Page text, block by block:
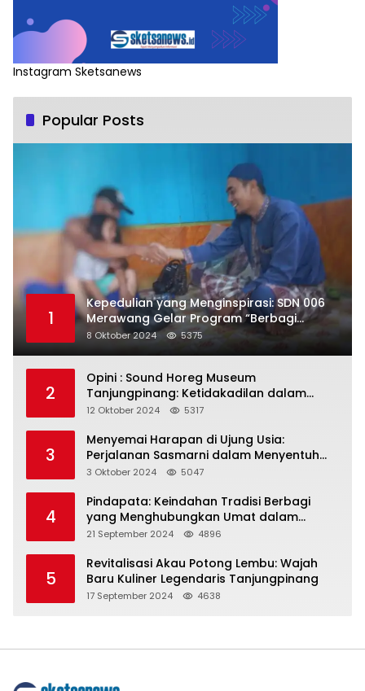
Instagram Sketsanews
Popular Posts
1
Kepedulian yang Menginspirasi: SDN 006
Merawang Gelar Program “Berbagi
Segenggam Beras”
8 Oktober 2024 5375
2
Opini : Sound Horeg Museum
Tanjungpinang: Ketidakadilan dalam
Representasi
12 Oktober 2024 5317
3
Menyemai Harapan di Ujung Usia:
Perjalanan Sasmarni dalam Menyentuh
Hati dan Jiwa
3 Oktober 2024 5047
4
Pindapata: Keindahan Tradisi Berbagi
yang Menghubungkan Umat dalam
Spiritualitas dan Kebersamaan dalam
21 September 2024 4896
5
Revitalisasi Akau Potong Lembu: Wajah
Baru Kuliner Legendaris Tanjungpinang
17 September 2024 4638